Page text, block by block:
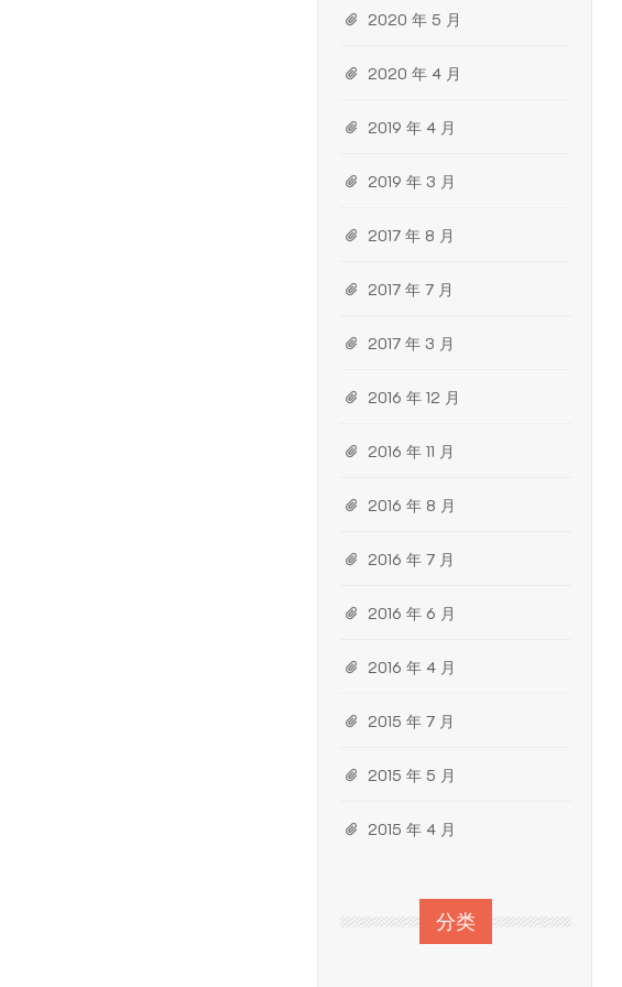
2020 年 5 月
2020 年 4 月
2019 年 4 月
2019 年 3 月
2017 年 8 月
2017 年 7 月
2017 年 3 月
2016 年 12 月
2016 年 11 月
2016 年 8 月
2016 年 7 月
2016 年 6 月
2016 年 4 月
2015 年 7 月
2015 年 5 月
2015 年 4 月
分类